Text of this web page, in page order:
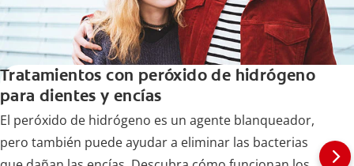
Tratamientos con peróxido de hidrógeno
para dientes y encías
El peróxido de hidrógeno es un agente blanqueador,
pero también puede ayudar a eliminar las bacterias